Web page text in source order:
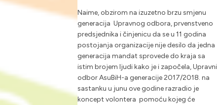
Naime, obzirom na izuzetno brzu smjenu
generacija Upravnog odbora, prvenstveno
predsjednika i činjenicu da se u 11 godina
postojanja organizacije nije desilo da jedna
generacija mandat sprovede do kraja sa
istim brojem ljudi kako je i započela, Upravni
odbor AsuBiH-a generacije 2017/2018. na
sastanku u junu ove godine razradio je
koncept volontera pomoću kojeg će